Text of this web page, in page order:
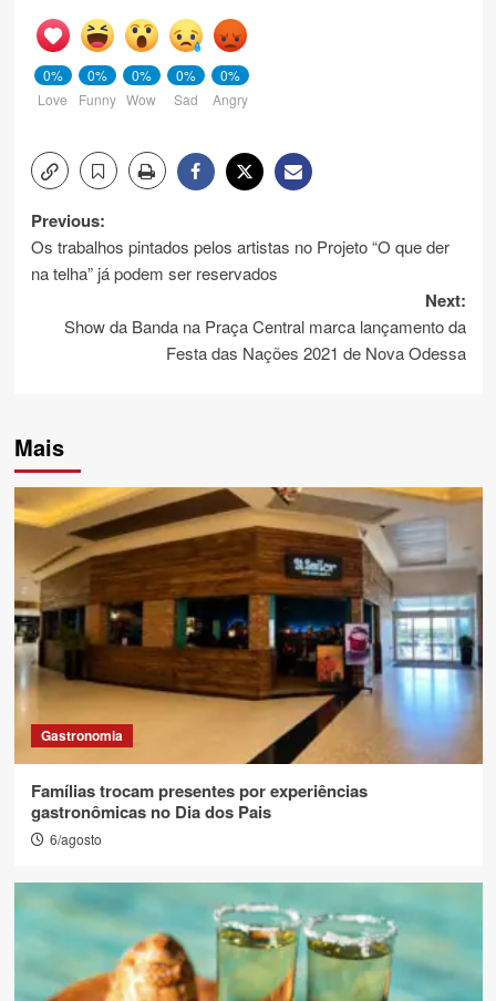
0%
Love
0%
Funny
0%
Wow
0%
Sad
0%
Angry
Post
navigation
Previous:
Os trabalhos pintados pelos artistas no Projeto “O que der
na telha” já podem ser reservados
Next:
Show da Banda na Praça Central marca lançamento da
Festa das Nações 2021 de Nova Odessa
Mais
Gastronomia
Famílias trocam presentes por experiências
gastronômicas no Dia dos Pais
6/agosto